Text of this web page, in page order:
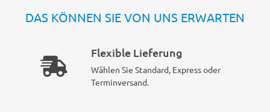
DAS KÖNNEN SIE VON UNS ERWARTEN
Flexible Lieferung
Wählen Sie Standard, Express oder
Terminversand.